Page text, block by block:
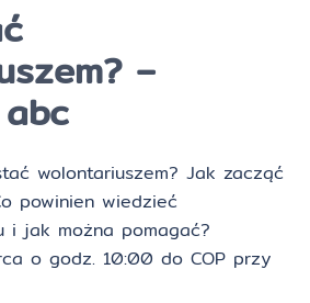
–
wolontariuszem? Jak zacząć
powinien wiedzieć
i jak można pomagać?
o godz. 10:00 do COP przy